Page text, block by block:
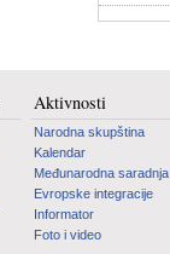
Aktivnosti
Narodna skupština
Kalendar
Međunarodna saradnja
Evropske integracije
Informator
Foto i video